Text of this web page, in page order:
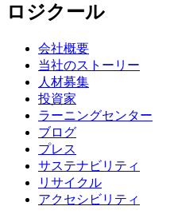
ロジクール
会社概要
当社のストーリー
人材募集
投資家
ラーニングセンター
ブログ
プレス
サステナビリティ
リサイクル
アクセシビリティ